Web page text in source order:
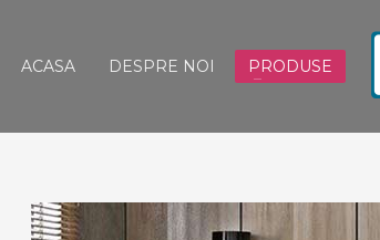
ACASA DESPRE NOI PRODUSE